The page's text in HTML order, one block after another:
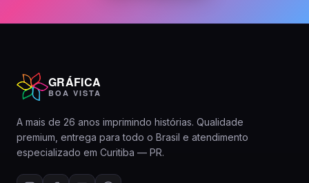
GRÁFICA
BOA VISTA
A mais de 26 anos imprimindo histórias. Qualidade
premium, entrega para todo o Brasil e atendimento
especializado em Curitiba — PR.